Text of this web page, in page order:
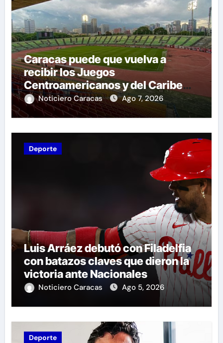
Caracas puede que vuelva a
recibir los Juegos
Centroamericanos y del Caribe
tras mas de 70 años
Noticiero Caracas Ago 7, 2026
Deporte
Luis Arráez debutó con Filadelfia
con batazos claves que dieron la
victoria ante Nacionales
Noticiero Caracas Ago 5, 2026
Deporte